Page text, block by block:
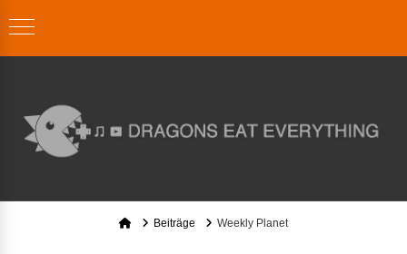
HomeBeiträge Weekly Planet